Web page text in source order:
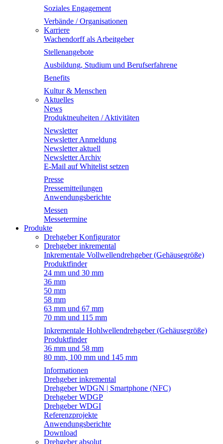
Soziales Engagement
Verbände / Organisationen
Karriere
Wachendorff als Arbeitgeber
Stellenangebote
Ausbildung, Studium und Berufserfahrene
Benefits
Kultur & Menschen
Aktuelles
News
Produktneuheiten / Aktivitäten
Newsletter
Newsletter Anmeldung
Newsletter aktuell
Newsletter Archiv
E-Mail auf Whitelist setzen
Presse
Pressemitteilungen
Anwendungsberichte
Messen
Messetermine
Produkte
Drehgeber Konfigurator
Drehgeber inkremental
Inkrementale Vollwellendrehgeber (Gehäusegröße)
Produktfinder
24 mm und 30 mm
36 mm
50 mm
58 mm
63 mm und 67 mm
70 mm und 115 mm
Inkrementale Hohlwellendrehgeber (Gehäusegröße)
Produktfinder
36 mm und 58 mm
80 mm, 100 mm und 145 mm
Informationen
Drehgeber inkremental
Drehgeber WDGN | Smartphone (NFC)
Drehgeber WDGP
Drehgeber WDGI
Referenzprojekte
Anwendungsberichte
Download
Drehgeber absolut